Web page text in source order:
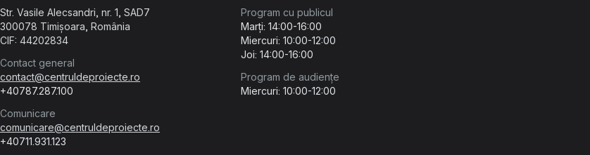
Str. Vasile Alecsandri, nr. 1, SAD7
300078 Timișoara, România
CIF: 44202834
Contact general
contact@centruldeproiecte.ro
+40787.287.100
Comunicare
comunicare@centruldeproiecte.ro
+40711.931.123
Program cu publicul
Marți: 14:00-16:00
Miercuri: 10:00-12:00
Joi: 14:00-16:00
Program de audiențe
Miercuri: 10:00-12:00